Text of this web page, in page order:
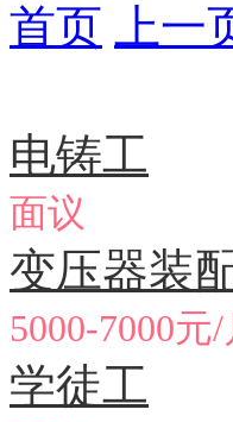
首页
上一
电铸工
面议
变压器装
5000-7000元/
学徒工